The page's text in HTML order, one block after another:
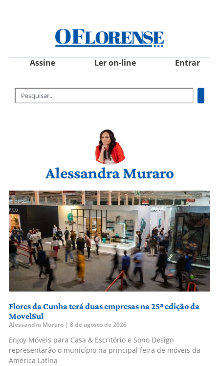
Assine Ler on-line Entrar
Alessandra Muraro
Flores da Cunha terá duas empresas na 25ª edição da
MovelSul
Alessandra Muraro 8 de agosto de 2026
Enjoy Móveis para Casa & Escritório e Sono Design
representarão o município na principal feira de móveis da
América Latina